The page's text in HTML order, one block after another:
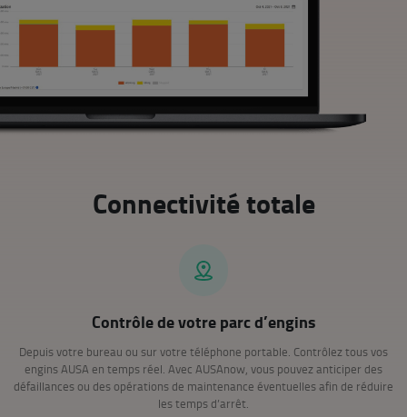
Connectivité totale
Contrôle de votre parc d’engins
Depuis votre bureau ou sur votre téléphone portable. Contrôlez tous vos
engins AUSA en temps réel. Avec AUSAnow, vous pouvez anticiper des
défaillances ou des opérations de maintenance éventuelles afin de réduire
les temps d’arrêt.